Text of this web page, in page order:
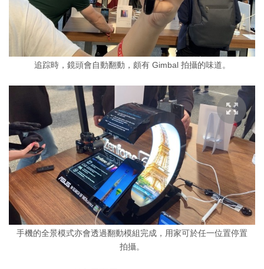
追踪時，鏡頭會自動翻動，頗有 Gimbal 拍攝的味道。
手機的全景模式亦會透過翻動模組完成，用家可於任一位置停置
拍攝。